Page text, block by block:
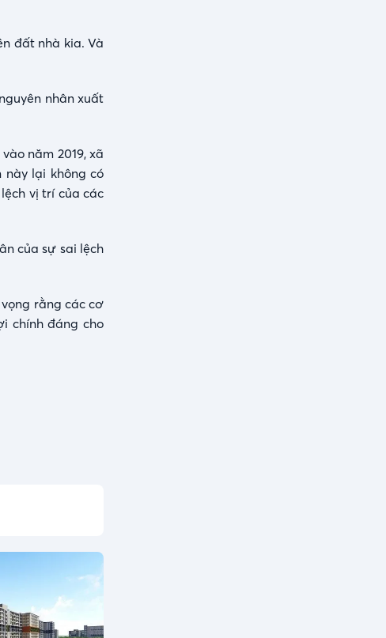
đất nhà kia. Và
nhân xuất
năm 2019, xã
lại không có
vị trí của các
của sự sai lệch
rằng các cơ
chính đáng cho